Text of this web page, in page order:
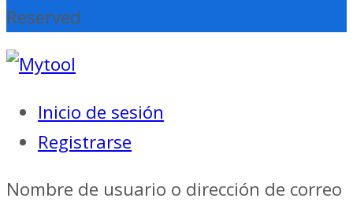
Reserved
Inicio de sesión
Registrarse
Nombre de usuario o dirección de correo